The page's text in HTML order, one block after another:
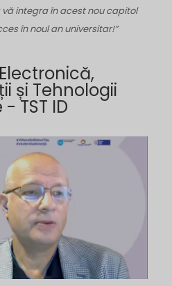
integra în acest nou capitol
în noul an universitar!”
și Tehnologii
TST ID